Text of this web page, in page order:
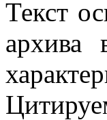
Текст
архива